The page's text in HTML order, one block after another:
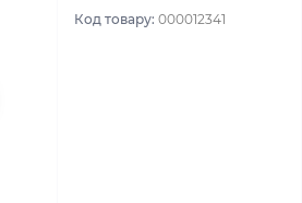
Код товару: 000012341